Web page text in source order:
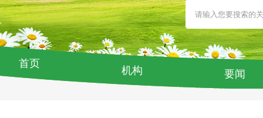
首页
机构 要闻